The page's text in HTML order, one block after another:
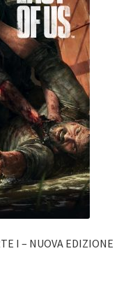
I – NUOVA EDIZIONE